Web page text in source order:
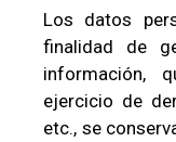
Los datos
finalidad de
información,
ejercicio de
etc., se